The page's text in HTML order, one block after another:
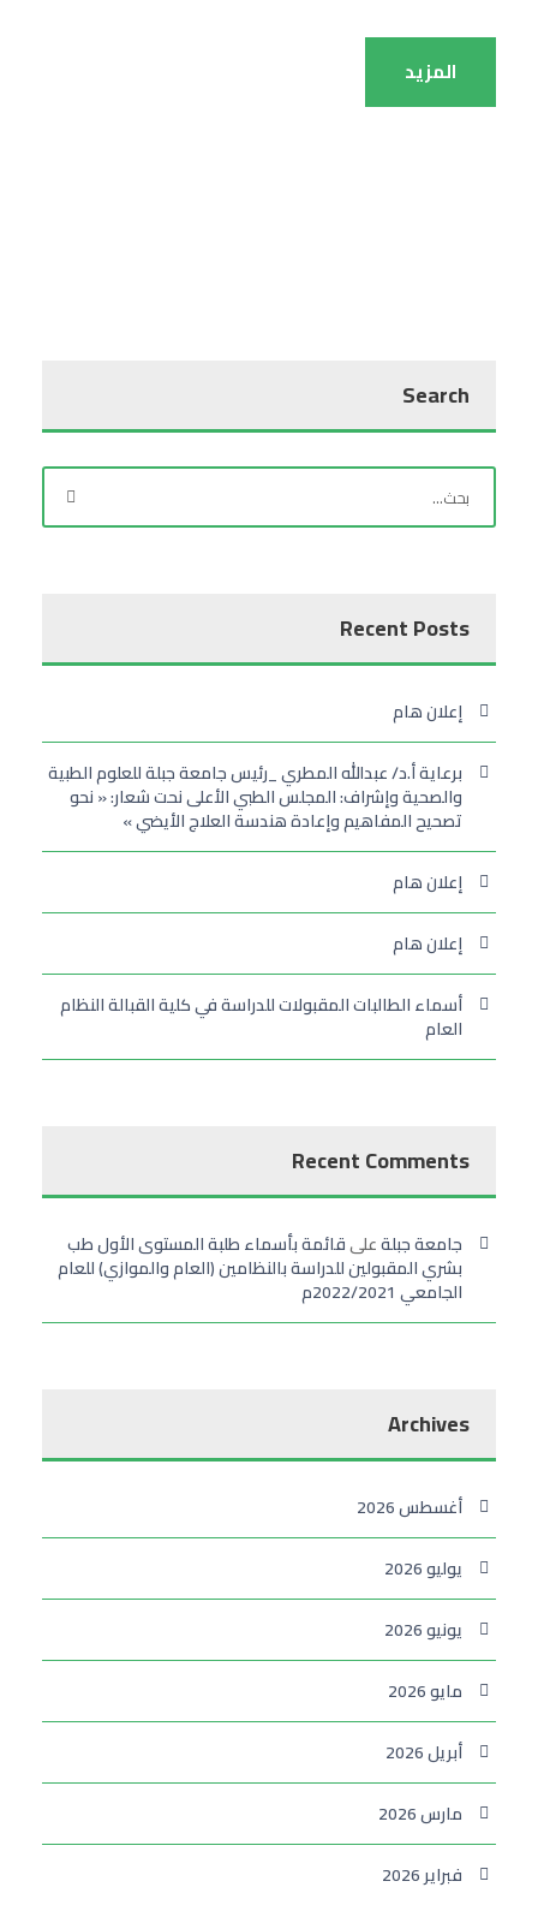
المزيد
Search
Recent Posts
إعلان هام
برعاية أ.د/ عبدالله المطري _رئيس جامعة جبلة للعلوم الطبية
والصحية وإشراف: المجلس الطبي الأعلى نحت شعار: « نحو
تصحيح المفاهيم وإعادة هندسة العلاج الأيضي »
إعلان هام
إعلان هام
أسماء الطالبات المقبولات للدراسة في كلية القبالة النظام
العام
Recent Comments
جامعة جبلةعلىقائمة بأسماء طلبة المستوى الأول طب
بشري المقبولين للدراسة بالنظامين (العام والموازي) للعام
الجامعي 2022/2021م
Archives
أغسطس 2026
يوليو 2026
يونيو 2026
مايو 2026
أبريل 2026
مارس 2026
فبراير 2026